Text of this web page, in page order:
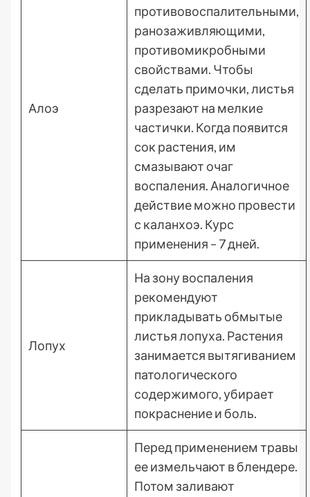
Алоэ
противовоспалительными,
ранозаживляющими,
противомикробными
свойствами. Чтобы
сделать примочки, листья
разрезают на мелкие
частички. Когда появится
сок растения, им
смазывают очаг
воспаления. Аналогичное
действие можно провести
с каланхоэ. Курс
применения – 7 дней.
Лопух
На зону воспаления
рекомендуют
прикладывать обмытые
листья лопуха. Растения
занимается вытягиванием
патологического
содержимого, убирает
покраснение и боль.
Перед применением травы
ее измельчают в блендере.
Потом заливают